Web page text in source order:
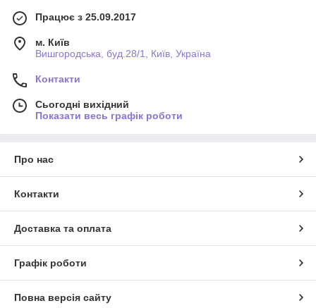
Працює з 25.09.2017
м. Київ
Вишгородська, буд.28/1, Київ, Україна
Контакти
Сьогодні вихідний
Показати весь графік роботи
Про нас
Контакти
Доставка та оплата
Графік роботи
Повна версія сайту